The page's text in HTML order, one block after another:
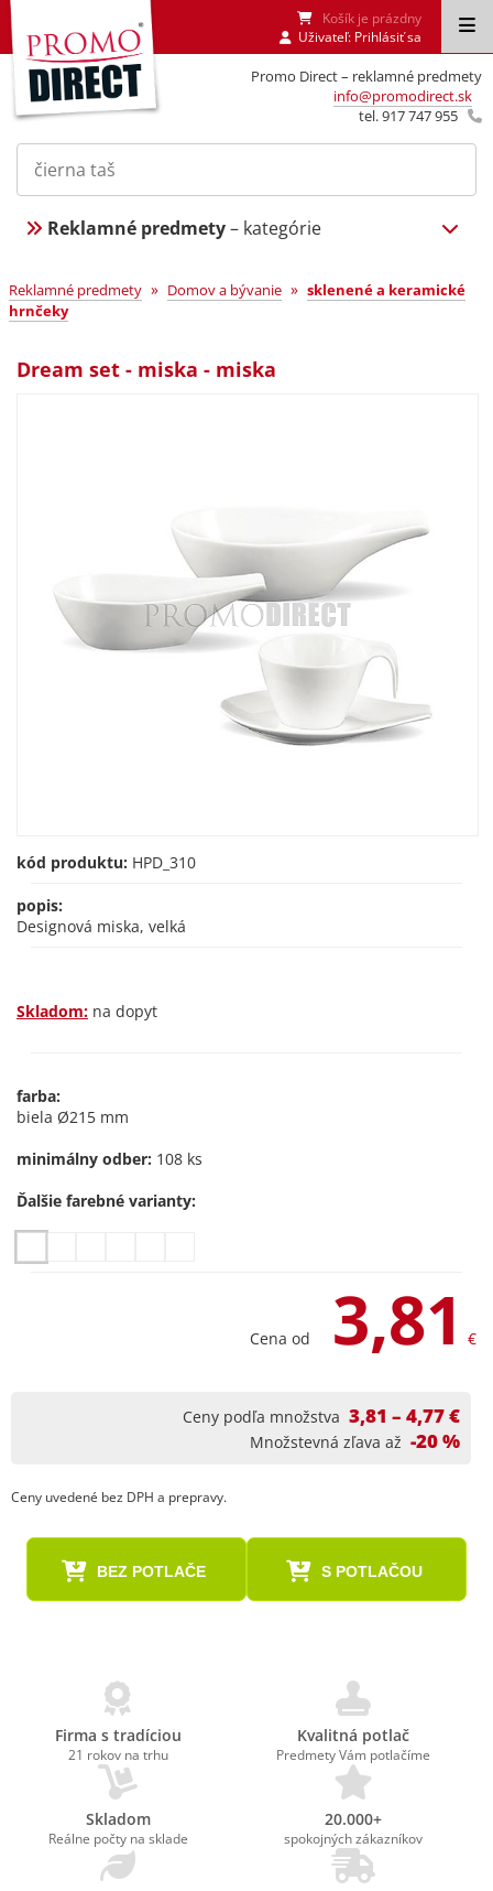
Promo Direct – reklamné predmety
info@promodirect.sk
tel. 917 747 955
Košík je prázdny
Uživateľ: Prihlásiť sa
Reklamné predmety– kategórie
Reklamné predmety » Domov a bývanie » sklenené a keramické
hrnčeky
Dream set - miska - miska
kód produktu: HPD_310
popis:
Designová miska, velká
Skladom: na dopyt
farba:
biela Ø215 mm
minimálny odber: 108 ks
Ďalšie farebné varianty:
Cena od 3,81 €
Ceny podľa množstva 3,81 – 4,77 €
Množstevná zľava až -20 %
Ceny uvedené bez DPH a prepravy.
BEZ POTLAČE S POTLAČOU
Firma s tradíciou
21 rokov na trhu
Kvalitná potlač
Predmety Vám potlačíme
Skladom
Reálne počty na sklade
20.000+
spokojných zákazníkov